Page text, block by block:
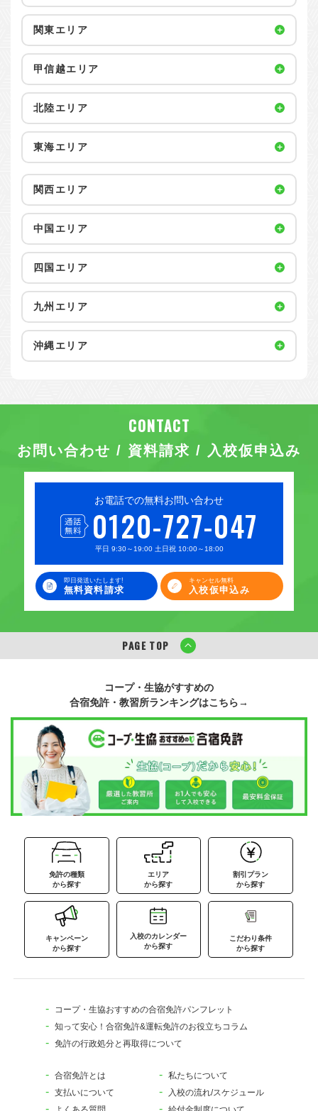
お問い合わせ / 資料請求 / 入校仮申込み
お電話での無料お問い合わせ
0120-727-047
平日 9:30～19:00 土日祝 10:00～18:00
即日発送いたします!
無料資料請求
キャンセル無料
入校仮申込み
関東エリア
甲信越エリア
北陸エリア
東海エリア
関西エリア
中国エリア
四国エリア
九州エリア
沖縄エリア
PAGE TOP
コープ・生協がすすめの
合宿免許・教習所ランキングはこちら→
免許の種類
から探す
エリア
から探す
割引プラン
から探す
キャンペーン
から探す
入校のカレンダー
から探す
こだわり条件
から探す
コープ・生協おすすめの合宿免許パンフレット
知って安心！合宿免許&運転免許のお役立ちコラム
免許の行政処分と再取得について
合宿免許とは
私たちについて
支払いについて
入校の流れ/スケジュール